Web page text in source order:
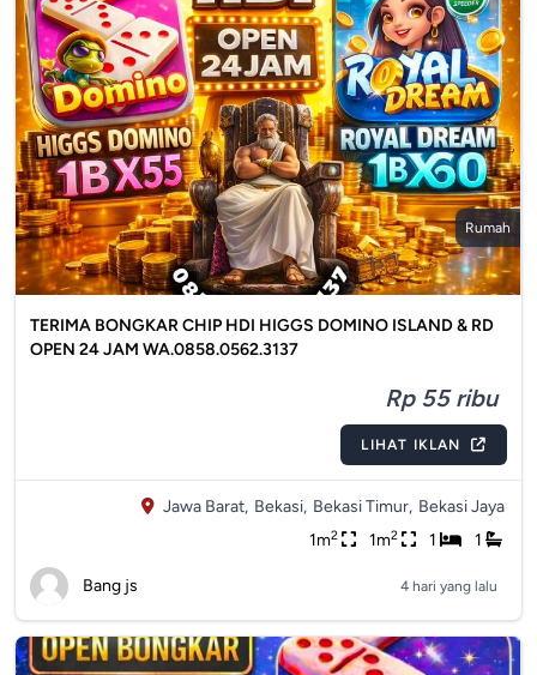
Rumah
TERIMA BONGKAR CHIP HDI HIGGS DOMINO ISLAND & RD
OPEN 24 JAM WA.0858.0562.3137
Rp 55 ribu
LIHAT IKLAN
Jawa Barat, Bekasi, Bekasi Timur, Bekasi Jaya
1m2 1m2 1 1
Bang js 4 hari yang lalu